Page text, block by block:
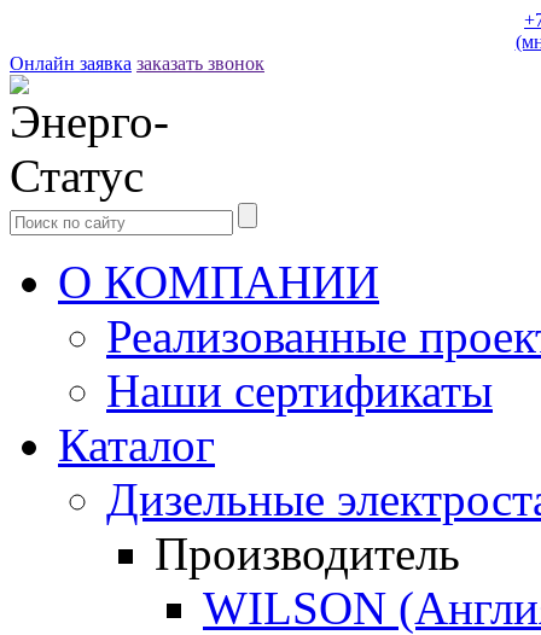
Онлайн заявка заказать звонок
О КОМПАНИИ
Реализованные
Наши сертификаты
Каталог
Дизельные
Производитель
WILSON